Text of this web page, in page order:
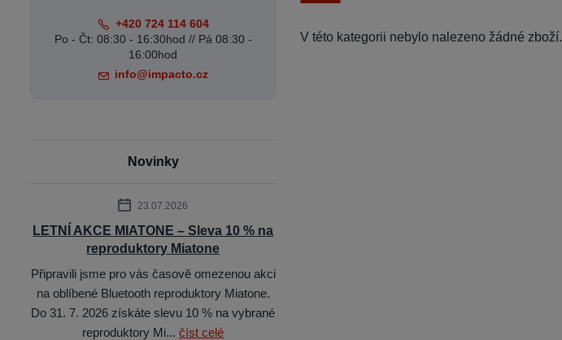
V této kategorii nebylo nalezeno žádné zboží.
+420 724 114 604
Po - Čt: 08:30 - 16:30hod // Pá 08:30 -
16:00hod
info@impacto.cz
Novinky
23.07.2026
LETNÍ AKCE MIATONE – Sleva 10 % na
reproduktory Miatone
Připravili jsme pro vás časově omezenou akci
na oblíbené Bluetooth reproduktory Miatone.
Do 31. 7. 2026 získáte slevu 10 % na vybrané
reproduktory Mi...číst celé